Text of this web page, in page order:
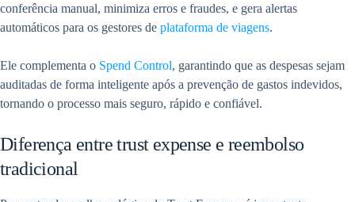
conferência manual, minimiza erros e fraudes, e gera alertas
automáticos para os gestores de plataforma de viagens.
Ele complementa o Spend Control, garantindo que as despesas sejam
auditadas de forma inteligente após a prevenção de gastos indevidos,
tornando o processo mais seguro, rápido e confiável.
Diferença entre trust expense e reembolso
tradicional